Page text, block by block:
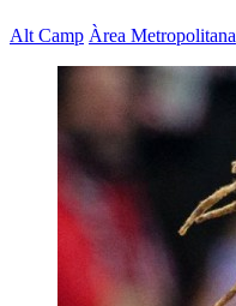
Alt Camp Àrea Metropolitana